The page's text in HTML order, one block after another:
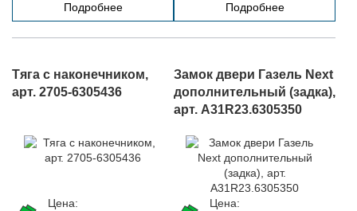
Подробнее Подробнее
Тяга с наконечником,
арт. 2705-6305436
Цена:
Замок двери Газель Next
дополнительный (задка),
арт. A31R23.6305350
Цена: